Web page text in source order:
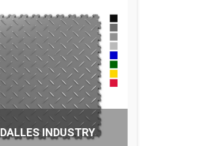
DALLES INDUSTRY